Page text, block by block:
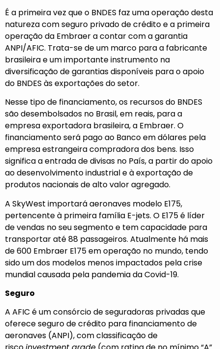
É a primeira vez que o BNDES faz uma operação desta
natureza com seguro privado de crédito e a primeira
operação da Embraer a contar com a garantia
ANPI/AFIC. Trata-se de um marco para a fabricante
brasileira e um importante instrumento na
diversificação de garantias disponíveis para o apoio
do BNDES às exportações do setor.
Nesse tipo de financiamento, os recursos do BNDES
são desembolsados no Brasil, em reais, para a
empresa exportadora brasileira, a Embraer. O
financiamento será pago ao Banco em dólares pela
empresa estrangeira compradora dos bens. Isso
significa a entrada de divisas no País, a partir do apoio
ao desenvolvimento industrial e à exportação de
produtos nacionais de alto valor agregado.
A SkyWest importará aeronaves modelo E175,
pertencente à primeira família E-jets. O E175 é líder
de vendas no seu segmento e tem capacidade para
transportar até 88 passageiros. Atualmente há mais
de 600 Embraer E175 em operação no mundo, tendo
sido um dos modelos menos impactados pela crise
mundial causada pela pandemia da Covid-19.
Seguro
A AFIC é um consórcio de seguradoras privadas que
oferece seguro de crédito para financiamento de
aeronaves (ANPI), com classificação de